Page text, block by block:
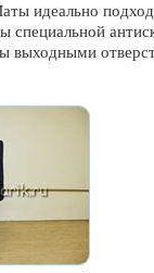
идеально
специальной
выходными